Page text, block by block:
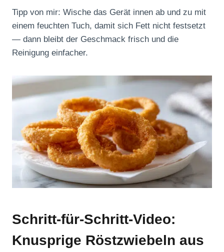
Tipp von mir: Wische das Gerät innen ab und zu mit
einem feuchten Tuch, damit sich Fett nicht festsetzt
— dann bleibt der Geschmack frisch und die
Reinigung einfacher.
Schritt-für-Schritt-Video:
Knusprige Röstzwiebeln aus